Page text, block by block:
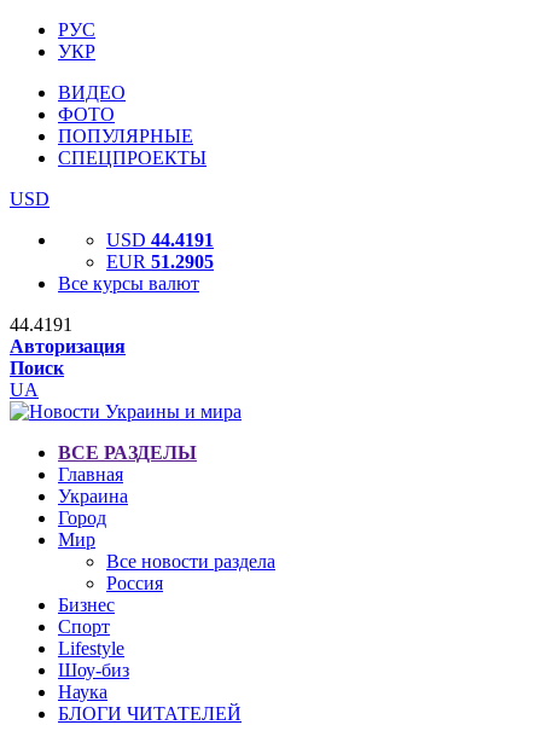
РУС
УКР
ВИДЕО
ФОТО
ПОПУЛЯРНЫЕ
СПЕЦПРОЕКТЫ
USD
USD 44.4191
EUR 51.2905
Все курсы валют
44.4191
Авторизация
Поиск
UA
ВСЕ РАЗДЕЛЫ
Главная
Украина
Город
Мир
Все новости раздела
Россия
Бизнес
Спорт
Lifestyle
Шоу-биз
Наука
БЛОГИ ЧИТАТЕЛЕЙ